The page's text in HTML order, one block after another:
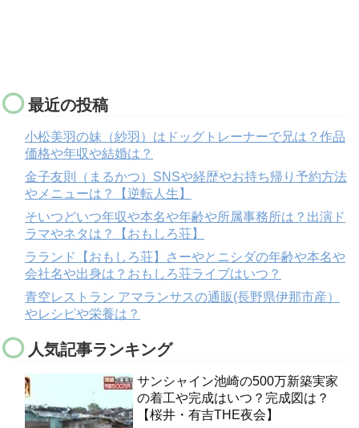
最近の投稿
小松美羽の妹（紗羽）はドッグトレーナーで兄は？作品
価格や年収や結婚は？
金子友則（まるかつ）SNSや経歴やお持ち帰り予約方法
やメニューは？【逆転人生】
そいつどいつ年収や本名や年齢や所属事務所は？出演ド
ラマやネタは？【おもしろ荘】
ラランド【おもしろ荘】さーやとニシダの年齢や本名や
会社名や出身は？おもしろ荘ライブはいつ？
青空レストラン アマランサスの通販(長野県伊那市産）
やレシピや栄養は？
人気記事ランキング
サンシャイン池崎の500万新築実家
の着工や完成はいつ？完成図は？
【桜井・有吉THE夜会】